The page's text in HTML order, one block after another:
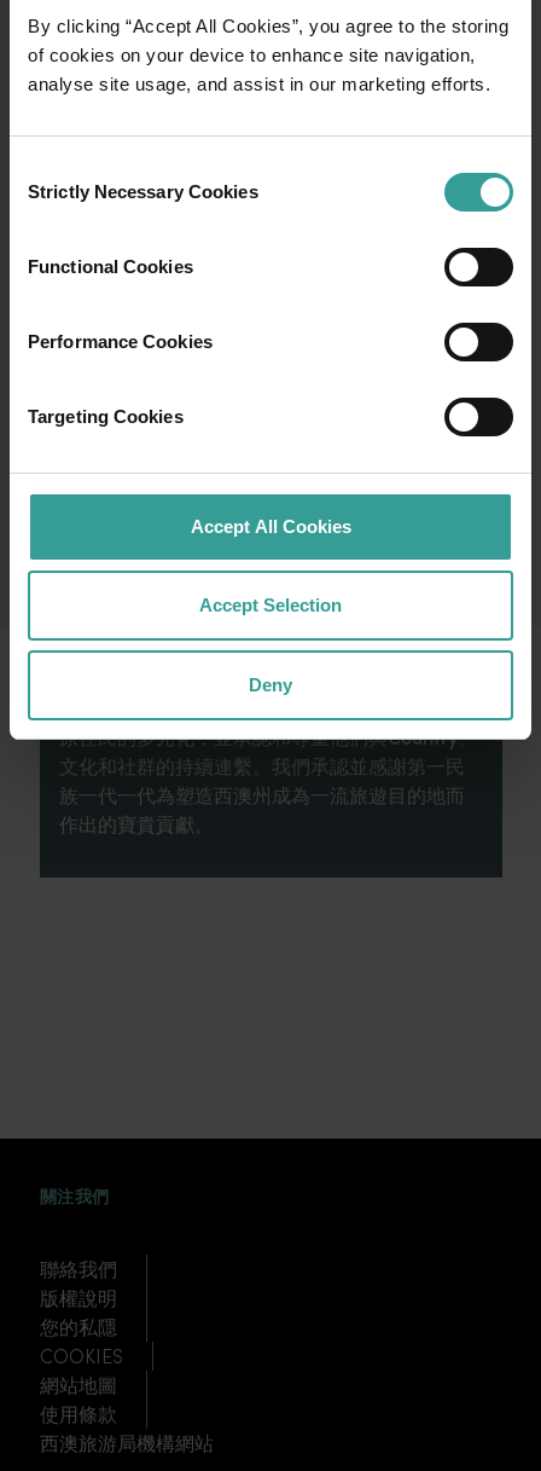
By clicking “Accept All Cookies”, you agree to the storing
of cookies on your device to enhance site navigation,
analyse site usage, and assist in our marketing efforts.
Selection
Strictly Necessary Cookies
Functional Cookies
Performance Cookies
Targeting Cookies
Accept All Cookies
Accept Selection
Deny
前，請瀏覽常見問題。了解五個地區的季節和
氣候、工作和學校假期的時間以及出行方式。
西澳州旅遊局承認原住民為西澳州傳統監護人，
原住民的多元化，並承認和尊重他們與Country、
文化和社群的持續連繫。我們承認並感謝第一民
族一代一代為塑造西澳州成為一流旅遊目的地而
作出的寶貴貢獻。
關注我們
聯絡我們
版權說明
您的私隱
COOKIES
網站地圖
使用條款
西澳旅游局機構網站